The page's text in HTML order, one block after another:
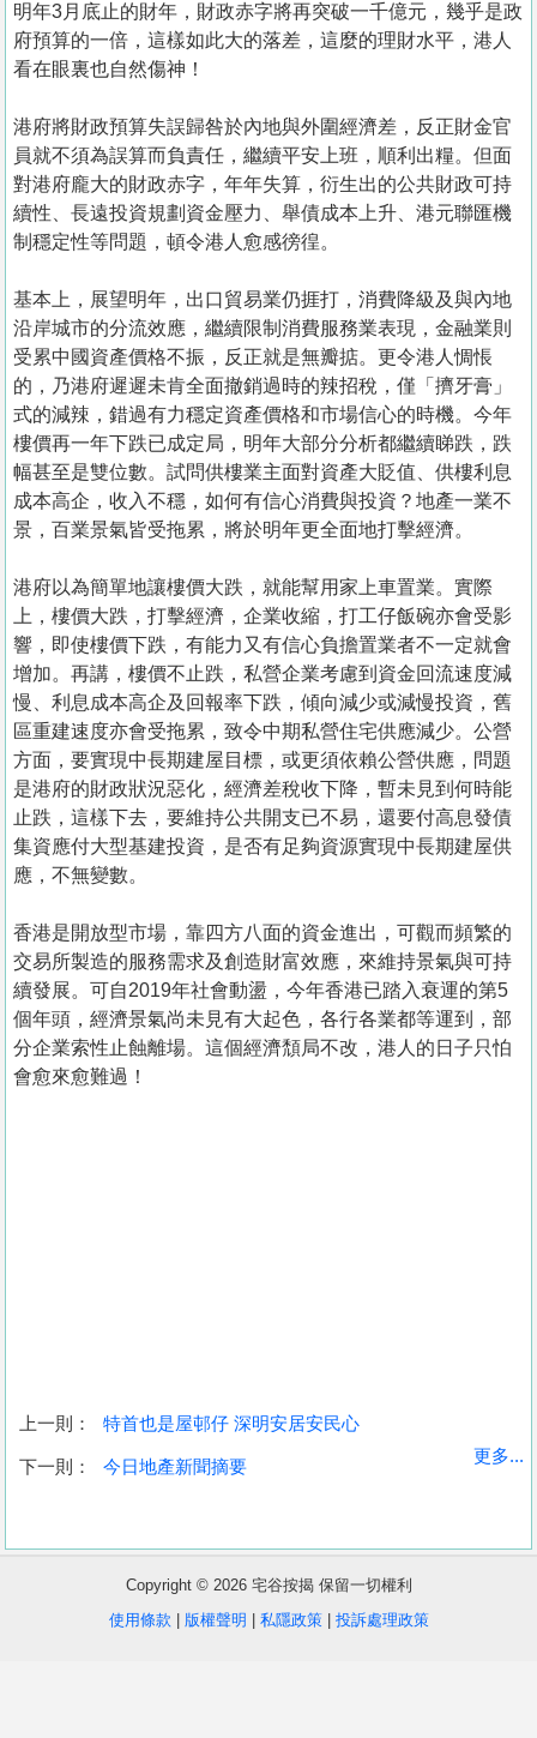
收
盤
明年3月底止的財年，財政赤字將再突破一千億元，幾乎是政
府預算的一倍，這樣如此大的落差，這麼的理財水平，港人
看在眼裏也自然傷神！
港府將財政預算失誤歸咎於內地與外圍經濟差，反正財金官
員就不須為誤算而負責任，繼續平安上班，順利出糧。但面
對港府龐大的財政赤字，年年失算，衍生出的公共財政可持
續性、長遠投資規劃資金壓力、舉債成本上升、港元聯匯機
制穩定性等問題，頓令港人愈感徬徨。
基本上，展望明年，出口貿易業仍捱打，消費降級及與內地
沿岸城市的分流效應，繼續限制消費服務業表現，金融業則
受累中國資產價格不振，反正就是無瓣掂。更令港人惆悵
的，乃港府遲遲未肯全面撤銷過時的辣招稅，僅「擠牙膏」
式的減辣，錯過有力穩定資產價格和市場信心的時機。今年
樓價再一年下跌已成定局，明年大部分分析都繼續睇跌，跌
幅甚至是雙位數。試問供樓業主面對資產大貶值、供樓利息
成本高企，收入不穩，如何有信心消費與投資？地產一業不
景，百業景氣皆受拖累，將於明年更全面地打擊經濟。
港府以為簡單地讓樓價大跌，就能幫用家上車置業。實際
上，樓價大跌，打擊經濟，企業收縮，打工仔飯碗亦會受影
響，即使樓價下跌，有能力又有信心負擔置業者不一定就會
增加。再講，樓價不止跌，私營企業考慮到資金回流速度減
慢、利息成本高企及回報率下跌，傾向減少或減慢投資，舊
區重建速度亦會受拖累，致令中期私營住宅供應減少。公營
方面，要實現中長期建屋目標，或更須依賴公營供應，問題
是港府的財政狀況惡化，經濟差稅收下降，暫未見到何時能
止跌，這樣下去，要維持公共開支已不易，還要付高息發債
集資應付大型基建投資，是否有足夠資源實現中長期建屋供
應，不無變數。
香港是開放型市場，靠四方八面的資金進出，可觀而頻繁的
交易所製造的服務需求及創造財富效應，來維持景氣與可持
續發展。可自2019年社會動盪，今年香港已踏入衰運的第5
個年頭，經濟景氣尚未見有大起色，各行各業都等運到，部
分企業索性止蝕離場。這個經濟頹局不改，港人的日子只怕
會愈來愈難過！
上一則： 特首也是屋邨仔 深明安居安民心
下一則： 今日地產新聞摘要
更多...
Copyright © 2026 宅谷按揭 保留一切權利
使用條款
版權聲明 私隱政策| 投訴處理政策